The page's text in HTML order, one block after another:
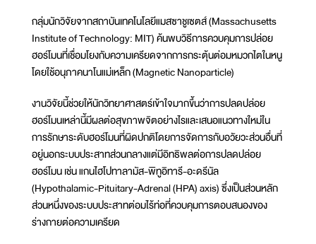
กลุ่มนักวิจัยจากสถาบันเทคโนโลยีแมสซาชูเซตส์ (Massachusetts
Institute of Technology: MIT) ค้นพบวิธีการควบคุมการปล่อย
ฮอร์โมนที่เชื่อมโยงกับความเครียดจากการกระตุ้นต่อมหมวกไตในหนู
โดยใช้อนุภาคนาโนแม่เหล็ก (Magnetic Nanoparticle)
งานวิจัยนี้ช่วยให้นักวิทยาศาสตร์เข้าใจมากขึ้นว่าการปลดปล่อย
ฮอร์โมนเหล่านี้มีผลต่อสุขภาพจิตอย่างไรและเสนอแนวทางใหม่ใน
การรักษาระดับฮอร์โมนที่ผิดปกติโดยการจัดการกับอวัยวะส่วนอื่นที่
อยู่นอกระบบประสาทส่วนกลางแต่มีอิทธิพลต่อการปลดปล่อย
ฮอร์โมน เช่น แกนไฮโปทาลามัส-พิทูอิทารี-อะดรีนัล
(Hypothalamic-Pituitary-Adrenal (HPA) axis) ซึ่งเป็นส่วนหลัก
ส่วนหนึ่งของระบบประสาทต่อมไร้ท่อที่ควบคุมการตอบสนองของ
ร่างกายต่อความเครียด